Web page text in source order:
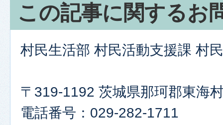
この記事に関するお
村民生活部 村民活動支援課 村
〒319-1192 茨城県那珂郡東海
電話番号：029-282-1711